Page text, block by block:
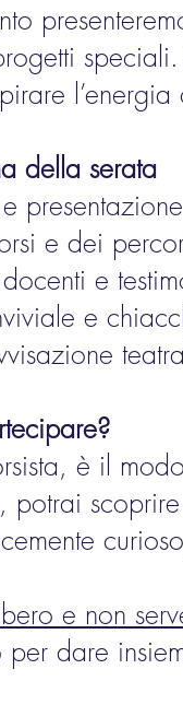
della serata
e dei
e
e
è il
potrai
e non
per dare